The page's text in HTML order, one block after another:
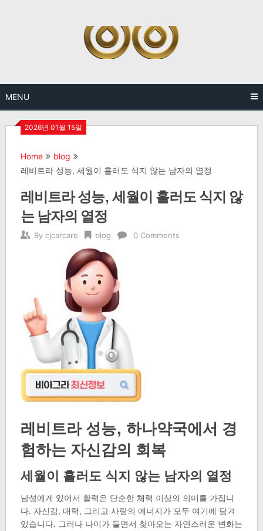
MENU
2026년 01월 15일
Home
blog
레비트라 성능, 세월이 흘러도 식지 않는 남자의 열정
레비트라 성능, 세월이 흘러도 식지 않
는 남자의 열정
By cjcarcare blog 0 Comments
레비트라 성능, 하나약국에서 경
험하는 자신감의 회복
세월이 흘러도 식지 않는 남자의 열정
남성에게 있어서 활력은 단순한 체력 이상의 의미를 가집니
다. 자신감, 매력, 그리고 사랑의 에너지가 모두 여기에 담겨
있습니다. 그러나 나이가 들면서 찾아오는 자연스러운 변화는